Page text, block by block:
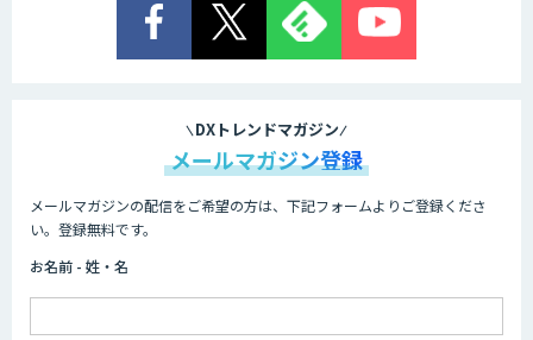
DXトレンドマガジン
メールマガジン登録
メールマガジンの配信をご希望の方は、下記フォームよりご登録くださ
い。登録無料です。
お名前 - 姓・名